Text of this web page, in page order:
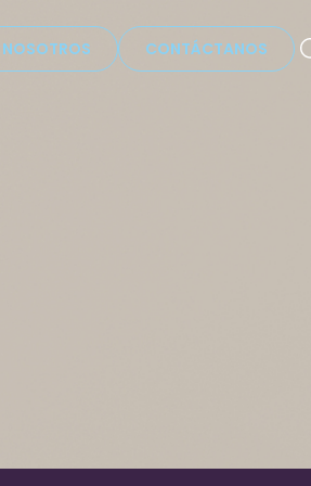
CONTÁCTANOS